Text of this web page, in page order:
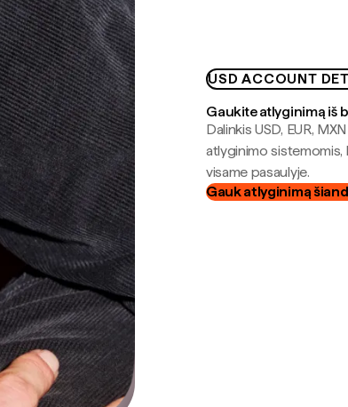
USD ACCOUNT
Gaukite atlyginimą iš
Dalinkis USD, EUR,
atlyginimo
visame pasaulyje.
Gauk atlyginimą